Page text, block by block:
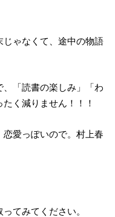
じゃなくて、途中の物語
「読書の楽しみ」「わ
く減りません！！！
恋愛っぽいので。村上春
てみてください。